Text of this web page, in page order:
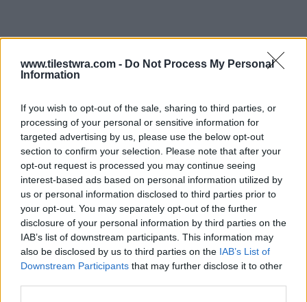
www.tilestwra.com - Do Not Process My Personal
Information
If you wish to opt-out of the sale, sharing to third parties, or
processing of your personal or sensitive information for
targeted advertising by us, please use the below opt-out
section to confirm your selection. Please note that after your
opt-out request is processed you may continue seeing
interest-based ads based on personal information utilized by
us or personal information disclosed to third parties prior to
your opt-out. You may separately opt-out of the further
disclosure of your personal information by third parties on the
IAB’s list of downstream participants. This information may
also be disclosed by us to third parties on the IAB’s List of
Downstream Participants that may further disclose it to other
ποδοπατάμε… Τη ΣΕΒΟΜΑΣΤΕ! Εντολή
αποκοπής ρεύματος σε κάποιον οικισμό του
νομού μας. Αφού έφτασα στον μετρητή και
ξεκίνησα τη διαδικασία, έρχεται ο ιδιοκτήτης
του σπιτιού με σκυμμένο το κεφάλι και μου
λέει σχεδόν ψιθυριστά: “Σε παρακαλώ, κάνε
υπομονή μια ώρα και μετά έλα κόψ’ το. Αυτή
την ώρα κάνει το παιδί μου μάθημα